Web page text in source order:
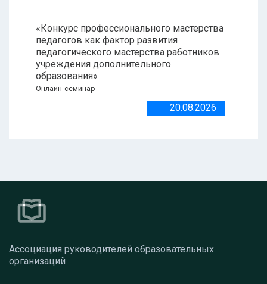
«Конкурс профессионального мастерства
педагогов как фактор развития
педагогического мастерства работников
учреждения дополнительного
образования»
Онлайн-семинар
20.08.2026
Ассоциация руководителей образовательных
организаций